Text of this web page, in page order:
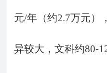
元/年（约2.7万元）
异较大，文科约80-